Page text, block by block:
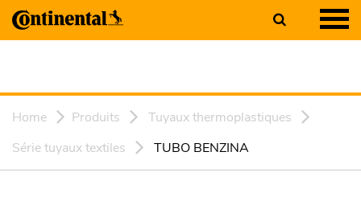
Home Produits
Tuyaux thermoplastiques
Série tuyaux textiles
TUBO BENZINA